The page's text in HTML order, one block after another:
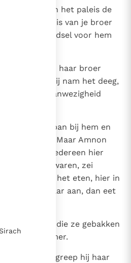
Tamar in het paleis de
naar het huis van je broer
voedsel voor hem
het huis van haar broer
te bed lag. Zij nam het deeg,
er in zijn aanwezigheid
die.
met de bakpan bij hem en
de schotel. Maar Amnon
zei: `Stuur iedereen hier
vertrokken waren, zei
mij nu het eten, hier in
jij het mij maar aan, dan eet
de koeken die ze gebakken
de slaapkamer.
aanreikte, greep hij haar